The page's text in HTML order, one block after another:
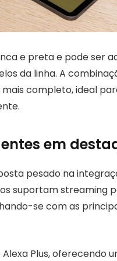
e preta e pode ser
da linha. A
completo, ideal
em
pesado na
suportam streaming
se com as
Plus, oferecendo